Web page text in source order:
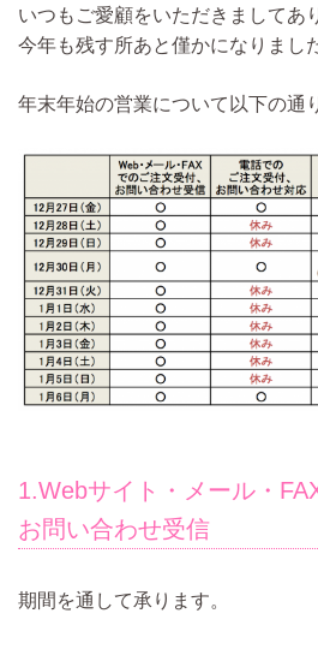
いつもご愛顧をいただきましてあ
今年も残す所あと僅かになりまし
年末年始の営業について以下の通
1.Webサイト・メール・
お問い合わせ受信
期間を通して承ります。